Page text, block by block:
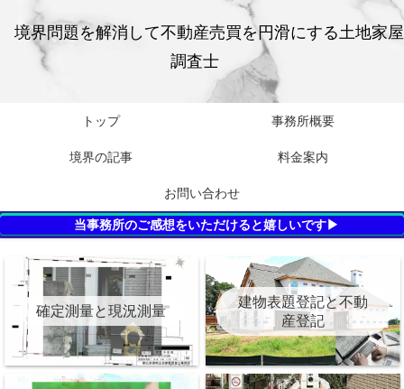
境界問題を解消して不動産売買を円滑にする土地家屋
調査士
トップ 事務所概要
境界の記事 料金案内
お問い合わせ
当事務所のご感想をいただけると嬉しいです▶
確定測量と現況測量
建物表題登記と不動
産登記